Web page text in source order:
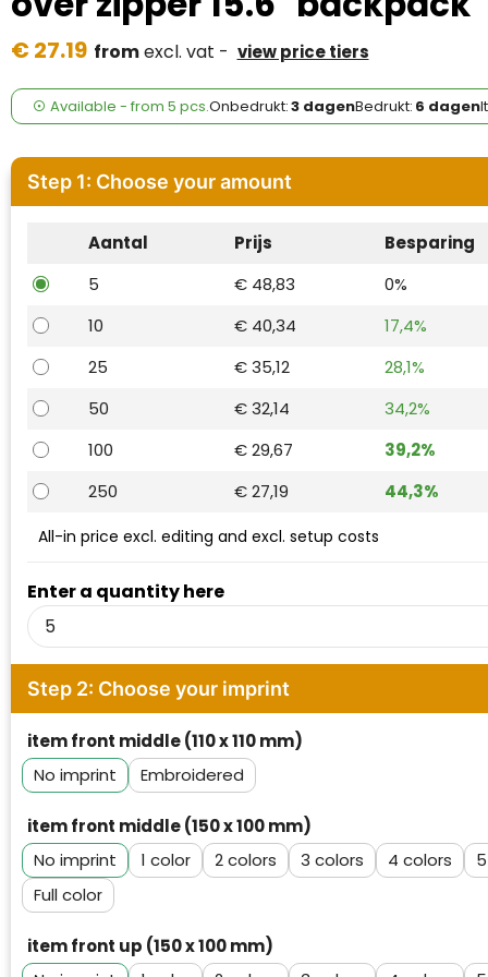
Fresh 'n Rebel
GolfOriginals
James Harvest
Kingcap
MyKit
Ocean Bottle
Parker
Waterman
€ 27.19 fromexcl. vat - view price tiers
Available - from 5 pcs.Onbedrukt:3 dagenBedrukt: 6 dagen
Step 1: Choose your amount
Aantal Prijs
Besparing
5
€ 48,83
0%
10
€ 40,34
17,4%
25
€ 35,12
28,1%
50
€ 32,14
34,2%
100
€ 29,67
39,2%
250
€ 27,19 44,3%
Enter a quantity here
All-in price excl. editing and excl. setup costs
Step 2: Choose your imprint
item front middle (110 x 110 mm)
No imprint
Embroidered
item front middle (150 x 100 mm)
No imprint
1 2 3 4
5
Full color
item front up (150 x 100 mm)